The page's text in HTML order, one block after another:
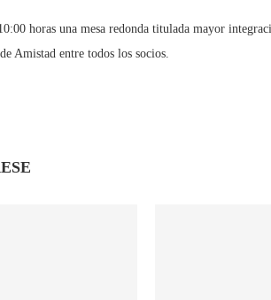
horas una mesa redonda titulada mayor
Amistad entre todos los socios.